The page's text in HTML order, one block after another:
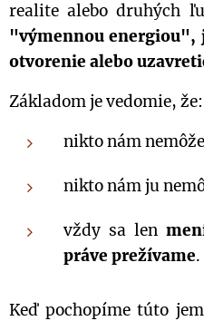
realite alebo druhých
"výmennou energiou",
otvorenie alebo
Základom je vedomie, že:
nikto nám nemôže
nikto nám ju
vždy sa len
práve prežívame.
Keď pochopíme túto